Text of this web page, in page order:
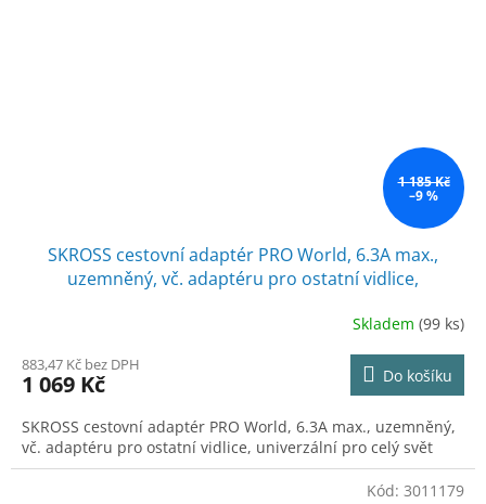
1 185 Kč
–9 %
SKROSS cestovní adaptér PRO World, 6.3A max.,
uzemněný, vč. adaptéru pro ostatní vidlice,
Skladem (99 ks)
883,47 Kč bez DPH
1 069 Kč Do košíku
SKROSS cestovní adaptér PRO World, 6.3A max., uzemněný,
vč. adaptéru pro ostatní vidlice, univerzální pro celý svět
Kód: 3011179